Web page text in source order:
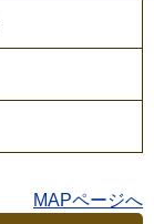
MAPページへ